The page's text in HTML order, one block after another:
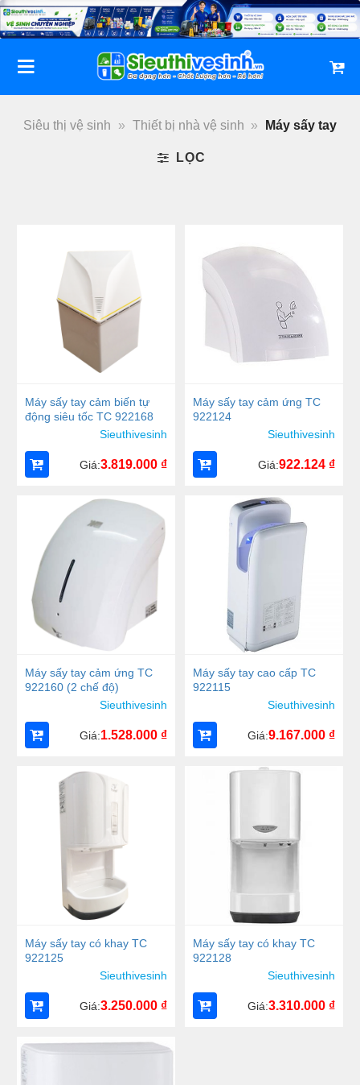
Bỏ
qua
dung
Siêu thị vệ sinh » Thiết bị nhà vệ sinh » Máy sấy tay
LỌC
Máy sấy tay cảm biến tự
động siêu tốc TC 922168
Sieuthivesinh
Giá:3.819.000 ₫
Máy sấy tay cảm ứng TC
922124
Sieuthivesinh
Giá:922.124 ₫
Máy sấy tay cảm ứng TC
922160 (2 chế độ)
Sieuthivesinh
Giá:1.528.000 ₫
Máy sấy tay cao cấp TC
922115
Sieuthivesinh
Giá:9.167.000 ₫
Máy sấy tay có khay TC
922125
Sieuthivesinh
Giá:3.250.000 ₫
Máy sấy tay có khay TC
922128
Sieuthivesinh
Giá:3.310.000 ₫